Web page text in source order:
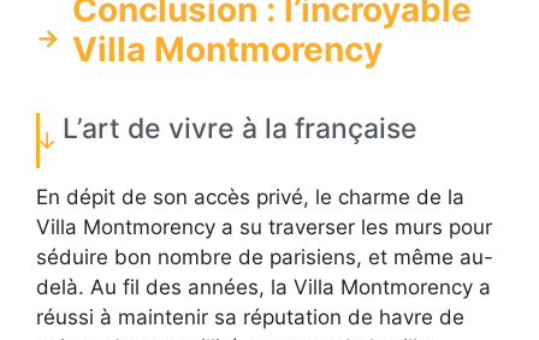
Conclusion : l’incroyable
Villa Montmorency
L’art de vivre à la française
En dépit de son accès privé, le charme de la
Villa Montmorency a su traverser les murs pour
séduire bon nombre de parisiens, et même au-
delà. Au fil des années, la Villa Montmorency a
réussi à maintenir sa réputation de havre de